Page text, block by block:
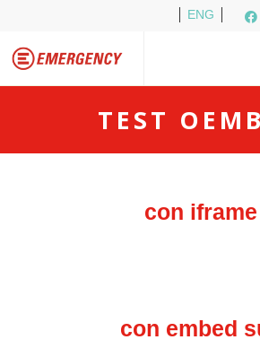
ENG
TEST
con iframe
con embed